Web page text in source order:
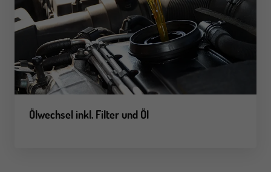
Ölwechsel inkl. Filter und Öl